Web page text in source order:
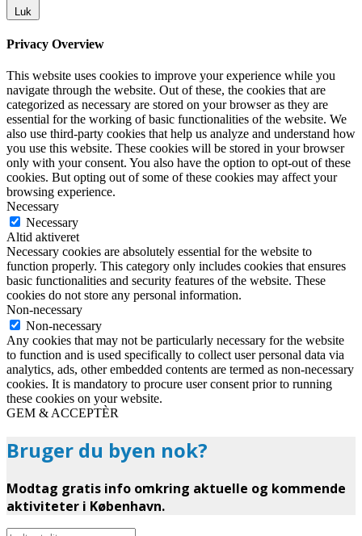
Luk
Privacy Overview
This website uses cookies to improve your experience while you
navigate through the website. Out of these, the cookies that are
categorized as necessary are stored on your browser as they are
essential for the working of basic functionalities of the website. We
also use third-party cookies that help us analyze and understand how
you use this website. These cookies will be stored in your browser
only with your consent. You also have the option to opt-out of these
cookies. But opting out of some of these cookies may affect your
browsing experience.
Necessary
Necessary
Altid aktiveret
Necessary cookies are absolutely essential for the website to
function properly. This category only includes cookies that ensures
basic functionalities and security features of the website. These
cookies do not store any personal information.
Non-necessary
Non-necessary
Any cookies that may not be particularly necessary for the website
to function and is used specifically to collect user personal data via
analytics, ads, other embedded contents are termed as non-necessary
cookies. It is mandatory to procure user consent prior to running
these cookies on your website.
GEM & ACCEPTÈR
Bruger du byen nok?
Modtag gratis info omkring aktuelle og kommende
aktiviteter i København.